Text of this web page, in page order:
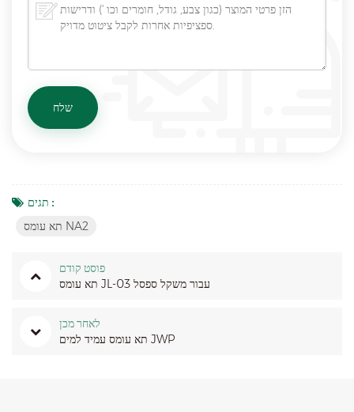
תגים :
תא עומס NA2
פוסט קודם
תא עומס JL-03 עבור משקל ספסל
לאחר מכן
תא עומס עמיד למים JWP